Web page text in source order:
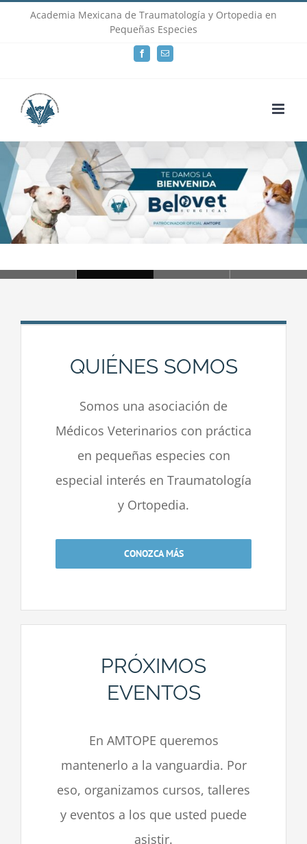
Academia Mexicana de Traumatología y Ortopedia en
Pequeñas Especies
FacebookEmail
Loading...
QUIÉNES SOMOS
Somos una asociación de
Médicos Veterinarios con práctica
en pequeñas especies con
especial interés en Traumatología
y Ortopedia.
CONOZCA MÁS
PRÓXIMOS
EVENTOS
En AMTOPE queremos
mantenerlo a la vanguardia. Por
eso, organizamos cursos, talleres
y eventos a los que usted puede
asistir.